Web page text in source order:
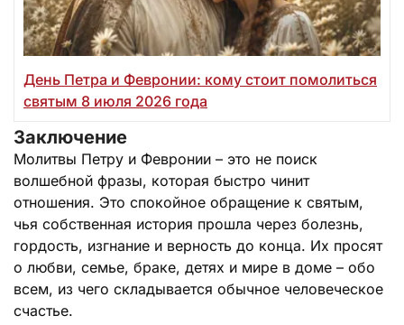
День Петра и Февронии: кому стоит помолиться
святым 8 июля 2026 года
Заключение
Молитвы Петру и Февронии – это не поиск
волшебной фразы, которая быстро чинит
отношения. Это спокойное обращение к святым,
чья собственная история прошла через болезнь,
гордость, изгнание и верность до конца. Их просят
о любви, семье, браке, детях и мире в доме – обо
всем, из чего складывается обычное человеческое
счастье.